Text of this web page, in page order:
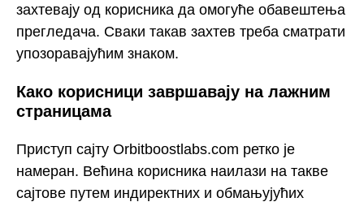
захтевају од корисника да омогуће обавештења
прегледача. Сваки такав захтев треба сматрати
упозоравајућим знаком.
Како корисници завршавају на лажним
страницама
Приступ сајту Orbitboostlabs.com ретко је
намеран. Већина корисника наилази на такве
сајтове путем индиректних и обмањујућих